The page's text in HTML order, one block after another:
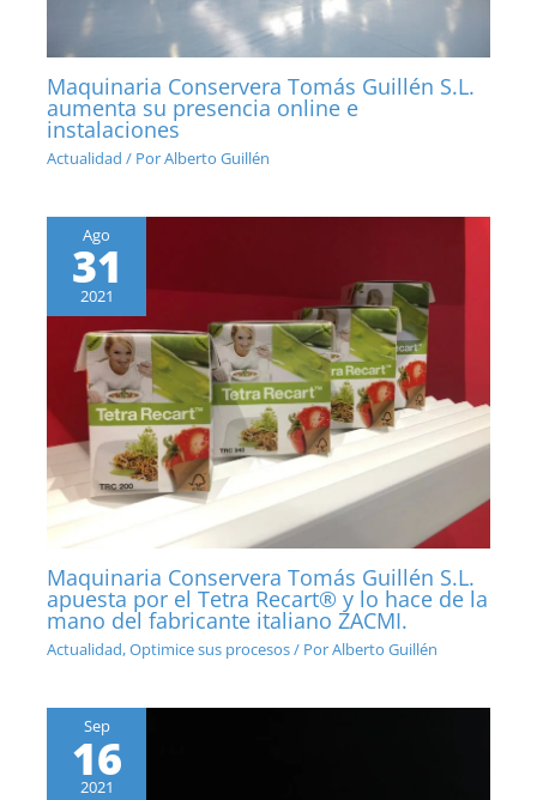
Maquinaria Conservera Tomás Guillén S.L.
aumenta su presencia online e
instalaciones
Actualidad / PorAlberto Guillén
Ago
31
2021
Maquinaria Conservera Tomás Guillén S.L.
apuesta por el Tetra Recart® y lo hace de la
mano del fabricante italiano ZACMI.
Actualidad,Optimice sus procesos/ PorAlberto Guillén
Sep
16
2021